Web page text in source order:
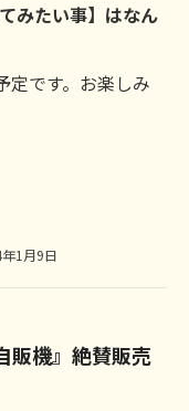
みたい事】はなん
定です。お楽しみ
1月9日
販機』絶賛販売